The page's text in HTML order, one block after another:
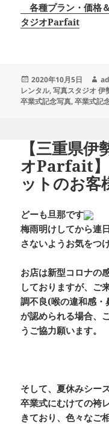
各種プラン・価格
タジオParfait
投
稿
日:
2020年10月5日
作
成
者
レンタル,写真スタジオ 伊
卒業式記念写真,卒業式記
【三重県
オParfait】
ットのお客
どーも旦那です
梅雨明けしてから連
さないようお気をつ
お店は新型コロナの
しておりますが、ご
調不良(喉の違和感
が認められる場合、
うご協力願います。
そして、夏休みシー
卒業式にむけての袴
きており、色々なご